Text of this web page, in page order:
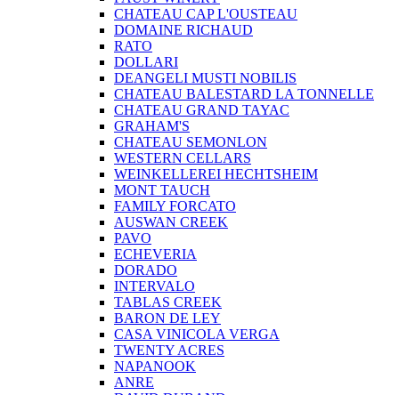
CHATEAU CAP L'OUSTEAU
DOMAINE RICHAUD
RATO
DOLLARI
DEANGELI MUSTI NOBILIS
CHATEAU BALESTARD LA TONNELLE
CHATEAU GRAND TAYAC
GRAHAM'S
CHATEAU SEMONLON
WESTERN CELLARS
WEINKELLEREI HECHTSHEIM
MONT TAUCH
FAMILY FORCATO
AUSWAN CREEK
PAVO
ECHEVERIA
DORADO
INTERVALO
TABLAS CREEK
BARON DE LEY
CASA VINICOLA VERGA
TWENTY ACRES
NAPANOOK
ANRE